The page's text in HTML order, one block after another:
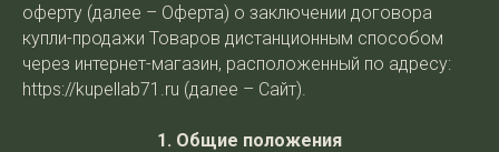
оферту (далее – Оферта) о заключении договора
купли-продажи Товаров дистанционным способом
через интернет-магазин, расположенный по адресу:
https://kupellab71.ru (далее – Сайт).
1. Общие положения